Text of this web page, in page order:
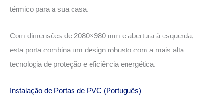
térmico para a sua casa.
Com dimensões de 2080×980 mm e abertura à esquerda,
esta porta combina um design robusto com a mais alta
tecnologia de proteção e eficiência energética.
Instalação de Portas de PVC (Português)